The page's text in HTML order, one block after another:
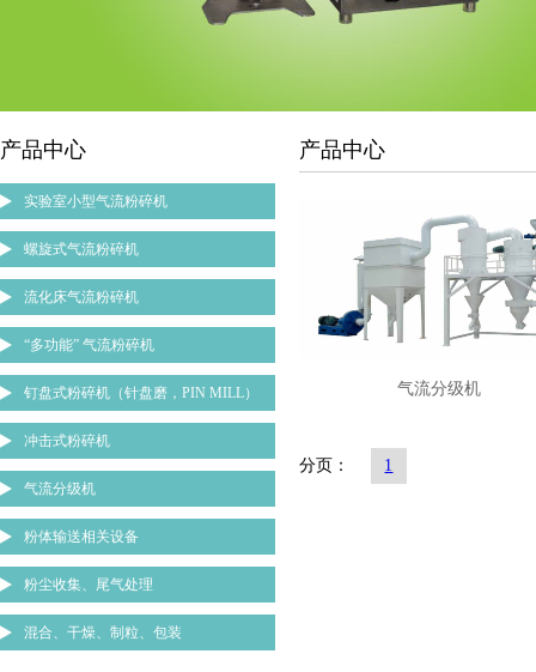
产品中心
实验室小型气流粉碎机
螺旋式气流粉碎机
流化床气流粉碎机
“多功能” 气流粉碎机
钉盘式粉碎机（针盘磨，PIN MILL）
冲击式粉碎机
气流分级机
粉体输送相关设备
粉尘收集、尾气处理
混合、干燥、制粒、包装
产品中心
气流分级机
分页： 1